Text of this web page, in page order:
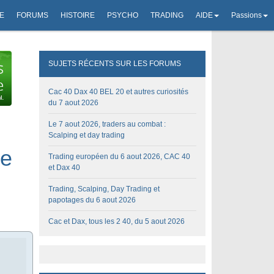
FORUMS HISTOIRE PSYCHO TRADING AIDE Passions
SUJETS RÉCENTS SUR LES FORUMS
Cac 40 Dax 40 BEL 20 et autres curiosités
du 7 aout 2026
Le 7 aout 2026, traders au combat :
Scalping et day trading
Trading européen du 6 aout 2026, CAC 40
et Dax 40
Trading, Scalping, Day Trading et
papotages du 6 aout 2026
Cac et Dax, tous les 2 40, du 5 aout 2026